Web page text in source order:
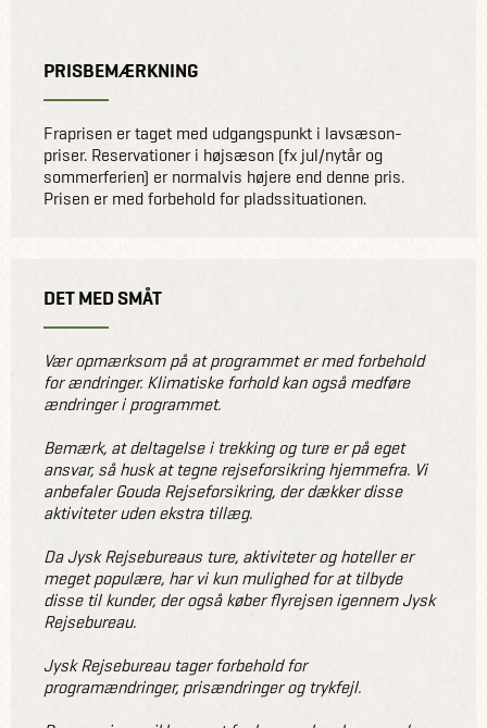
PRISBEMÆRKNING
Fraprisen er taget med udgangspunkt i lavsæson-
priser. Reservationer i højsæson (fx jul/nytår og
sommerferien) er normalvis højere end denne pris.
Prisen er med forbehold for pladssituationen.
DET MED SMÅT
Vær opmærksom på at programmet er med forbehold
for ændringer. Klimatiske forhold kan også medføre
ændringer i programmet.
Bemærk, at deltagelse i trekking og ture er på eget
ansvar, så husk at tegne rejseforsikring hjemmefra. Vi
anbefaler Gouda Rejseforsikring, der dækker disse
aktiviteter uden ekstra tillæg.
Da Jysk Rejsebureaus ture, aktiviteter og hoteller er
meget populære, har vi kun mulighed for at tilbyde
disse til kunder, der også køber flyrejsen igennem Jysk
Rejsebureau.
Jysk Rejsebureau tager forbehold for
programændringer, prisændringer og trykfejl.